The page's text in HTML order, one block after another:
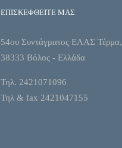
ΕΠΙΣΚΕΦΘΕΙΤΕ ΜΑΣ
54ου Συντάγματος ΕΛΑΣ Τέρμα,
38333 Βόλος - Ελλάδα
Τηλ. 2421071096
Τηλ & fax 2421047155